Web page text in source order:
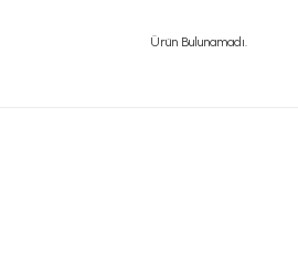
Ürün Bulunamadı.